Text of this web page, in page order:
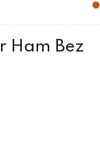
Ham Bez